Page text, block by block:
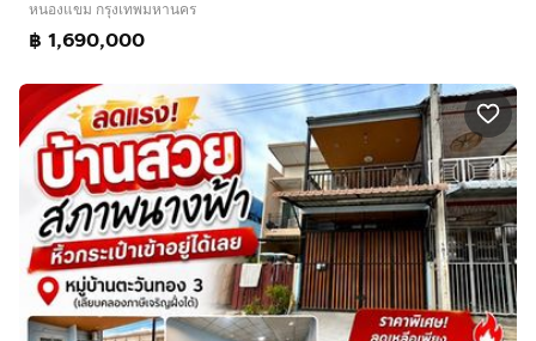
หนองแขม กรุงเทพมหานคร
฿ 1,690,000